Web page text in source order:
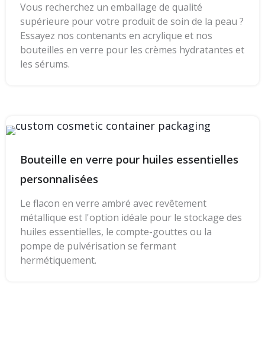
Vous recherchez un emballage de qualité
supérieure pour votre produit de soin de la peau ?
Essayez nos contenants en acrylique et nos
bouteilles en verre pour les crèmes hydratantes et
les sérums.
Bouteille en verre pour huiles essentielles
personnalisées
Le flacon en verre ambré avec revêtement
métallique est l'option idéale pour le stockage des
huiles essentielles, le compte-gouttes ou la
pompe de pulvérisation se fermant
hermétiquement.